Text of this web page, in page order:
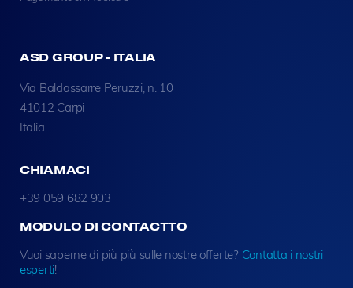
ASD GROUP - ITALIA
Via Baldassarre Peruzzi, n. 10
41012 Carpi
Italia
CHIAMACI
+39 059 682 903
MODULO DI CONTACTTO
Vuoi saperne di più più sulle nostre offerte? Contatta i nostri
esperti!